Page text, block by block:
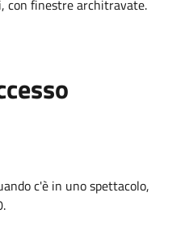
con finestre architravate.
c'è in uno spettacolo,